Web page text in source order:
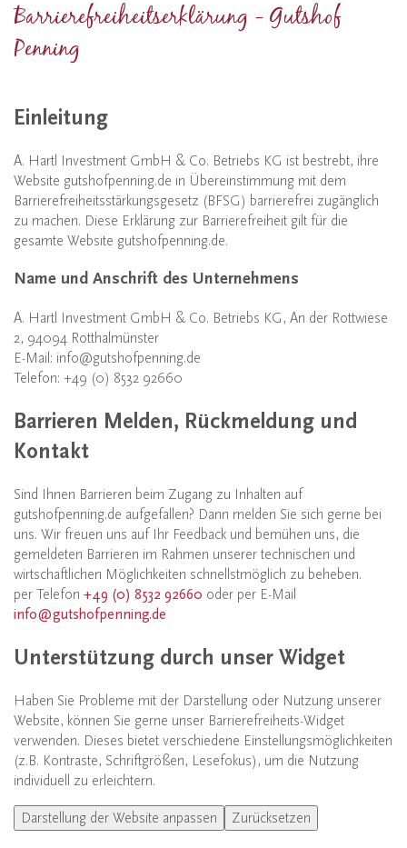
Barrierefreiheitserklärung - Gutshof
Penning
Einleitung
A. Hartl Investment GmbH & Co. Betriebs KG ist bestrebt, ihre
Website gutshofpenning.de in Übereinstimmung mit dem
Barrierefreiheitsstärkungsgesetz (BFSG) barrierefrei zugänglich
zu machen. Diese Erklärung zur Barrierefreiheit gilt für die
gesamte Website gutshofpenning.de.
Name und Anschrift des Unternehmens
A. Hartl Investment GmbH & Co. Betriebs KG, An der Rottwiese
2, 94094 Rotthalmünster
E-Mail: info@gutshofpenning.de
Telefon: +49 (0) 8532 92660
Barrieren Melden, Rückmeldung und
Kontakt
Sind Ihnen Barrieren beim Zugang zu Inhalten auf
gutshofpenning.de aufgefallen? Dann melden Sie sich gerne bei
uns. Wir freuen uns auf Ihr Feedback und bemühen uns, die
gemeldeten Barrieren im Rahmen unserer technischen und
wirtschaftlichen Möglichkeiten schnellstmöglich zu beheben.
per Telefon +49 (0) 8532 92660 oder per E-Mail
info@gutshofpenning.de
Unterstützung durch unser Widget
Haben Sie Probleme mit der Darstellung oder Nutzung unserer
Website, können Sie gerne unser Barrierefreiheits-Widget
verwenden. Dieses bietet verschiedene Einstellungsmöglichkeiten
(z.B. Kontraste, Schriftgrößen, Lesefokus), um die Nutzung
individuell zu erleichtern.
Darstellung der Website anpassen Zurücksetzen